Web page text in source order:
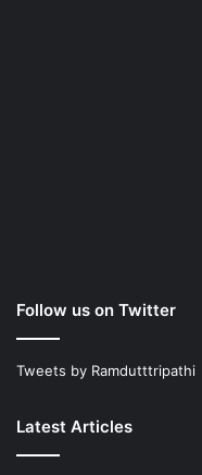
Follow us on Twitter
Tweets by Ramdutttripathi
Latest Articles